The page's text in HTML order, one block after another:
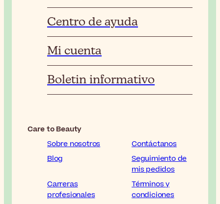
Centro de ayuda
Mi cuenta
Boletin informativo
Care to Beauty
Sobre nosotros
Contáctanos
Blog
Seguimiento de
mis pedidos
Carreras
profesionales
Términos y
condiciones